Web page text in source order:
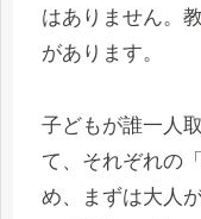
はありません。
があります。
子どもが誰一人
て、それぞれの
め、まずは大人